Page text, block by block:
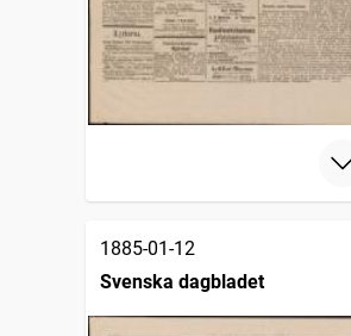
1885-01-12
Svenska dagbladet